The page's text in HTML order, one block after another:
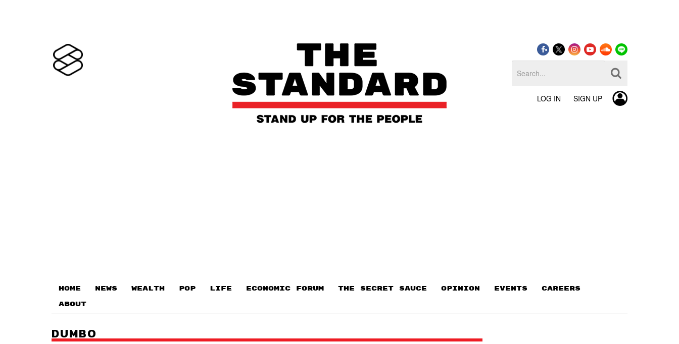
LOG IN SIGN UP
HOME NEWS WEALTH POP LIFE ECONOMIC FORUM THE SECRET SAUCE​ OPINION EVENTS CAREERS
ABOUT
DUMBO